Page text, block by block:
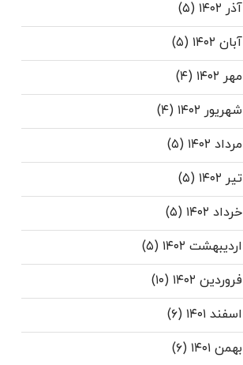
آذر ۱۴۰۲
(۵)
آبان ۱۴۰۲
(۵)
مهر ۱۴۰۲
(۴)
شهریور ۱۴۰۲
(۴)
مرداد ۱۴۰۲
(۵)
تیر ۱۴۰۲
(۵)
خرداد ۱۴۰۲
(۵)
اردیبهشت ۱۴۰۲
(۵)
فروردین ۱۴۰۲
(۱۰)
اسفند ۱۴۰۱
(۶)
بهمن ۱۴۰۱
(۶)